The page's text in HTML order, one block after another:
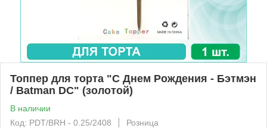
Топпер для торта "С Днем Рождения - Бэтмэн
/ Batman DC" (золотой)
В наличии
Код: PDT/BRH - 0.25/2408
Розница